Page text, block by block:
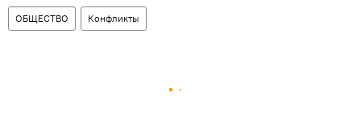
ОБЩЕСТВО Конфликты